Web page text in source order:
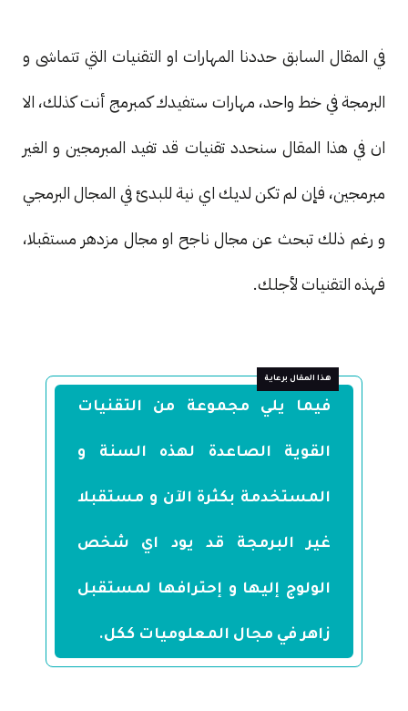
في المقال السابق حددنا المهارات او التقنيات التي تتماشى و
البرمجة في خط واحد، مهارات ستفيدك كمبرمج أنت كذلك، الا
ان في هذا المقال سنحدد تقنيات قد تفيد المبرمجين و الغير
مبرمجين، فإن لم تكن لديك اي نية للبدئ في المجال البرمجي
و رغم ذلك تبحث عن مجال ناجح او مجال مزدهر مستقبلا،
فهذه التقنيات لأجلك.
فيما يلي مجموعة من التقنيات
القوية الصاعدة لهذه السنة و
المستخدمة بكثرة الآن و مستقبلا
غير البرمجة قد يود اي شخص
الولوج إليها و إحترافها لمستقبل
زاهر في مجال المعلوميات ككل.